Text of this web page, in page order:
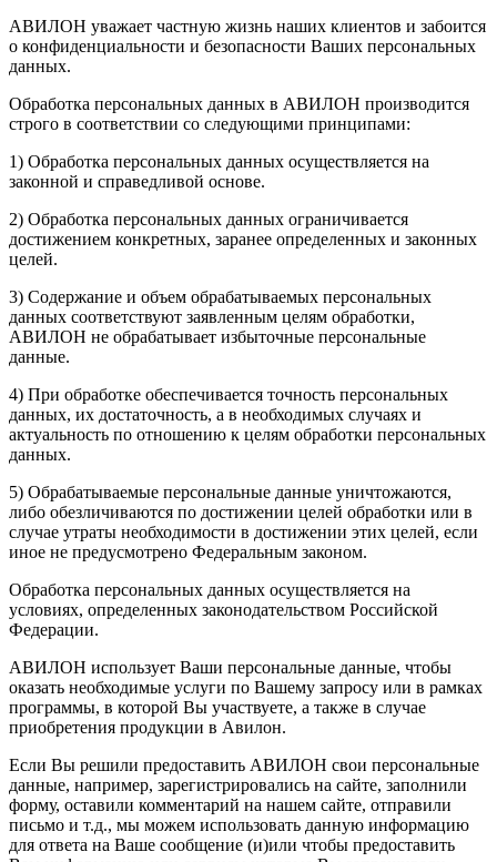
АВИЛОН уважает частную жизнь наших клиентов и забоится
о конфиденциальности и безопасности Ваших персональных
данных.
Обработка персональных данных в АВИЛОН производится
строго в соответствии со следующими принципами:
1) Обработка персональных данных осуществляется на
законной и справедливой основе.
2) Обработка персональных данных ограничивается
достижением конкретных, заранее определенных и законных
целей.
3) Содержание и объем обрабатываемых персональных
данных соответствуют заявленным целям обработки,
АВИЛОН не обрабатывает избыточные персональные
данные.
4) При обработке обеспечивается точность персональных
данных, их достаточность, а в необходимых случаях и
актуальность по отношению к целям обработки персональных
данных.
5) Обрабатываемые персональные данные уничтожаются,
либо обезличиваются по достижении целей обработки или в
случае утраты необходимости в достижении этих целей, если
иное не предусмотрено Федеральным законом.
Обработка персональных данных осуществляется на
условиях, определенных законодательством Российской
Федерации.
АВИЛОН использует Ваши персональные данные, чтобы
оказать необходимые услуги по Вашему запросу или в рамках
программы, в которой Вы участвуете, а также в случае
приобретения продукции в Авилон.
Если Вы решили предоставить АВИЛОН свои персональные
данные, например, зарегистрировались на сайте, заполнили
форму, оставили комментарий на нашем сайте, отправили
письмо и т.д., мы можем использовать данную информацию
для ответа на Ваше сообщение (и)или чтобы предоставить